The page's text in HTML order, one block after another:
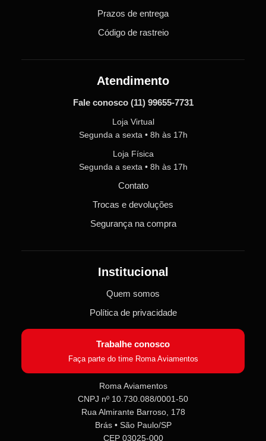
Prazos de entrega
Código de rastreio
Atendimento
Fale conosco (11) 99655-7731
Loja Virtual
Segunda a sexta • 8h às 17h
Loja Física
Segunda a sexta • 8h às 17h
Contato
Trocas e devoluções
Segurança na compra
Institucional
Quem somos
Política de privacidade
Trabalhe conosco
Faça parte do time Roma Aviamentos
Roma Aviamentos
CNPJ nº 10.730.088/0001-50
Rua Almirante Barroso, 178
Brás • São Paulo/SP
CEP 03025-000